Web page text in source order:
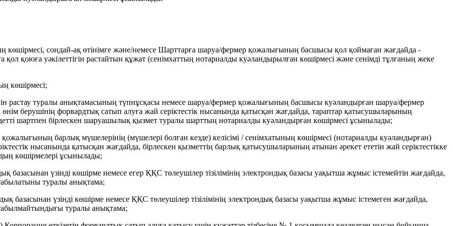
көшірмесі, сондай-ақ өтінімге және/немесе Шарттарға шаруа/фермер қожалығының басшысы қол қоймаған жағдайда -
қол қоюға уәкілеттігін растайтын құжат (сенімхаттың нотариалды куәландырылған көшірмесі және сенімді тұлғаның жеке
көшірмесі;
растау туралы анықтамасының түпнұсқасы немесе шаруа/фермер қожалығының басшысы куәландырған шаруа/фермер
берушінің форвардтық сатып алуға жай серіктестік нысанында қатысқан жағдайда, тараптар қатысушыларының
шартпен бірлескен шаруашылық қызмет туралы шарттың нотариалды куәландырған көшірмесі ұсынылады;
барлық мүшелерінің (мүшелері болған кезде) келісімі / сенімхатының көшірмесі (нотариалды куәландырған)
нысанында қатысқан жағдайда, бірлескен қызметтің барлық қатысушыларының атынан әрекет ететін жай серіктестікке
көшірмелері ұсынылады;
базасынан үзінді көшірме немесе егер ҚҚС төлеушілер тізілімінің электрондық базасы уақытша жұмыс істемейтін жағдайда,
туралы анықтама;
базасынан үзінді көшірме немесе ҚҚС төлеушілер тізілімінің электрондық базасы уақытша жұмыс істемеген жағдайда,
туралы анықтама;